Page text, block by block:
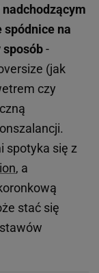
nadchodzącym
na
sposób-
(jak
czy
spotyka się z
, a
stać się